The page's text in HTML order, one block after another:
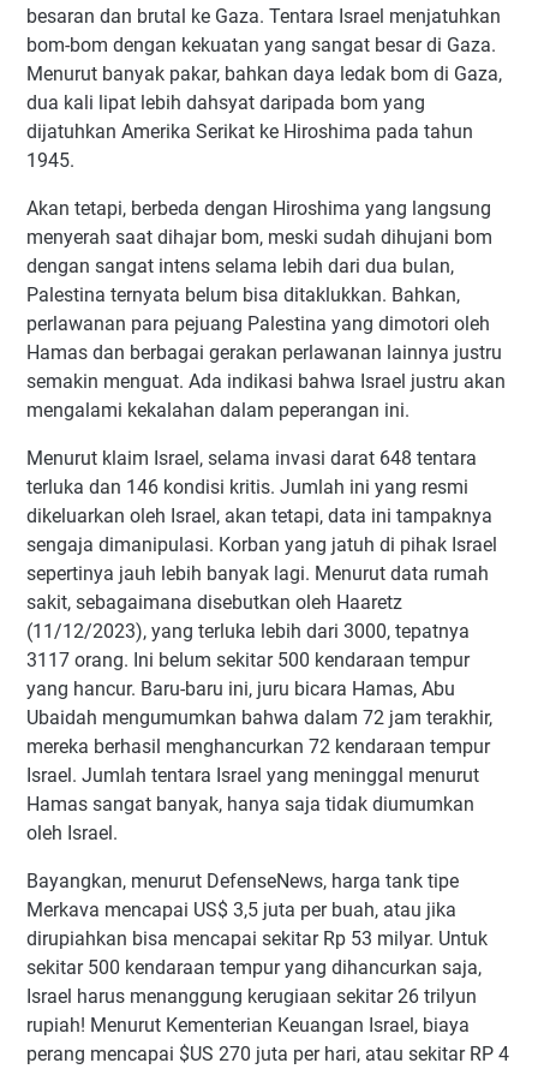
besaran dan brutal ke Gaza. Tentara Israel menjatuhkan
bom-bom dengan kekuatan yang sangat besar di Gaza.
Menurut banyak pakar, bahkan daya ledak bom di Gaza,
dua kali lipat lebih dahsyat daripada bom yang
dijatuhkan Amerika Serikat ke Hiroshima pada tahun
1945.
Akan tetapi, berbeda dengan Hiroshima yang langsung
menyerah saat dihajar bom, meski sudah dihujani bom
dengan sangat intens selama lebih dari dua bulan,
Palestina ternyata belum bisa ditaklukkan. Bahkan,
perlawanan para pejuang Palestina yang dimotori oleh
Hamas dan berbagai gerakan perlawanan lainnya justru
semakin menguat. Ada indikasi bahwa Israel justru akan
mengalami kekalahan dalam peperangan ini.
Menurut klaim Israel, selama invasi darat 648 tentara
terluka dan 146 kondisi kritis. Jumlah ini yang resmi
dikeluarkan oleh Israel, akan tetapi, data ini tampaknya
sengaja dimanipulasi. Korban yang jatuh di pihak Israel
sepertinya jauh lebih banyak lagi. Menurut data rumah
sakit, sebagaimana disebutkan oleh Haaretz
(11/12/2023), yang terluka lebih dari 3000, tepatnya
3117 orang. Ini belum sekitar 500 kendaraan tempur
yang hancur. Baru-baru ini, juru bicara Hamas, Abu
Ubaidah mengumumkan bahwa dalam 72 jam terakhir,
mereka berhasil menghancurkan 72 kendaraan tempur
Israel. Jumlah tentara Israel yang meninggal menurut
Hamas sangat banyak, hanya saja tidak diumumkan
oleh Israel.
Bayangkan, menurut DefenseNews, harga tank tipe
Merkava mencapai US$ 3,5 juta per buah, atau jika
dirupiahkan bisa mencapai sekitar Rp 53 milyar. Untuk
sekitar 500 kendaraan tempur yang dihancurkan saja,
Israel harus menanggung kerugiaan sekitar 26 trilyun
rupiah! Menurut Kementerian Keuangan Israel, biaya
perang mencapai $US 270 juta per hari, atau sekitar RP 4